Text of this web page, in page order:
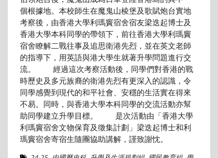
個根據地。本校師生在魔鬼山棱堡及歌賦炮台實地
考察後，由香港大學利瑪竇宿舍宿友梁迭起博士及
香港大學本科同學的帶領下，前往香港大學利瑪竇
宿舍瞭解二戰往事及追思衛港先烈，並在英文老師
的指導下，用英語與港大學生就著升學問題進行交
流。 經過這次考察活動後，同學們對香港的戰
時歷史及多元族裔的衛港先烈有更深入的認識，令
同學感覺到現代的和平社會、安穩的生活實在得來
不易。同時，與香港大學本科同學的交流活動亦幫
助同學建立升學目標。 是次活動由「香港大學
利瑪竇宿舍文物保育及徵集計劃」梁迭起博士和利
瑪竇宿舍寄宿生隨團協助講解，謹致謝忱。